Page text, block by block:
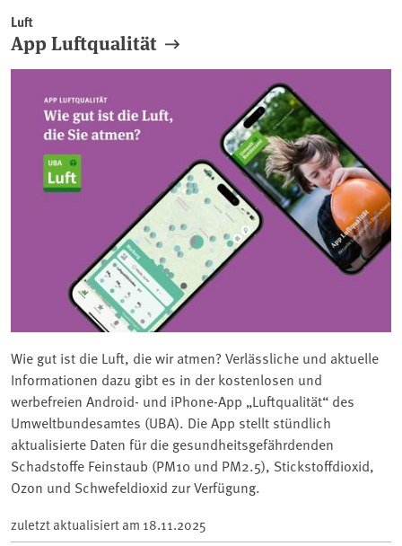
Luft
App Luftqualität
Wie gut ist die Luft, die wir atmen? Verlässliche und aktuelle
Informationen dazu gibt es in der kostenlosen und
werbefreien Android- und iPhone-App „Luftqualität“ des
Umweltbundesamtes (UBA). Die App stellt stündlich
aktualisierte Daten für die gesundheitsgefährdenden
Schadstoffe Feinstaub (PM10 und PM2.5), Stickstoffdioxid,
Ozon und Schwefeldioxid zur Verfügung.
zuletzt aktualisiert am 18.11.2025